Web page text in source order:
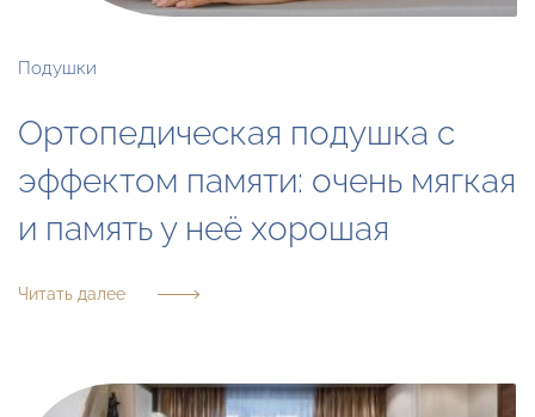
Подушки
Ортопедическая подушка с
эффектом памяти: очень мягкая
и память у неё хорошая
Читать далее